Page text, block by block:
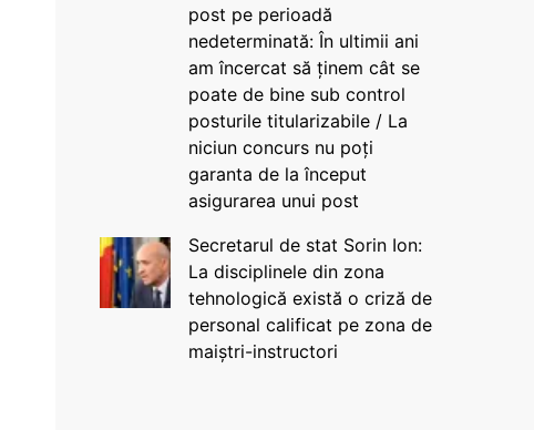
post pe perioadă
nedeterminată: În ultimii ani
am încercat să ținem cât se
poate de bine sub control
posturile titularizabile / La
niciun concurs nu poți
garanta de la început
asigurarea unui post
Secretarul de stat Sorin Ion:
La disciplinele din zona
tehnologică există o criză de
personal calificat pe zona de
maiștri-instructori